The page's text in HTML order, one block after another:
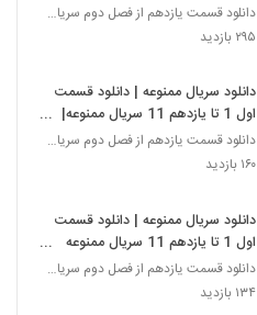
دانلود قسمت یازدهم از فصل دوم سریال ممنوعه
۲۹۵ بازدید
دانلود سریال ممنوعه | دانلود قسمت
اول 1 تا یازدهم 11 سریال ممنوعه|
(فصل دوم)
دانلود قسمت یازدهم از فصل دوم سریال ممنوعه
۱۶۰ بازدید
دانلود سریال ممنوعه | دانلود قسمت
اول 1 تا یازدهم 11 سریال ممنوعه
(فصل دوم)- رایگان
دانلود قسمت یازدهم از فصل دوم سریال ممنوعه
۱۳۴ بازدید